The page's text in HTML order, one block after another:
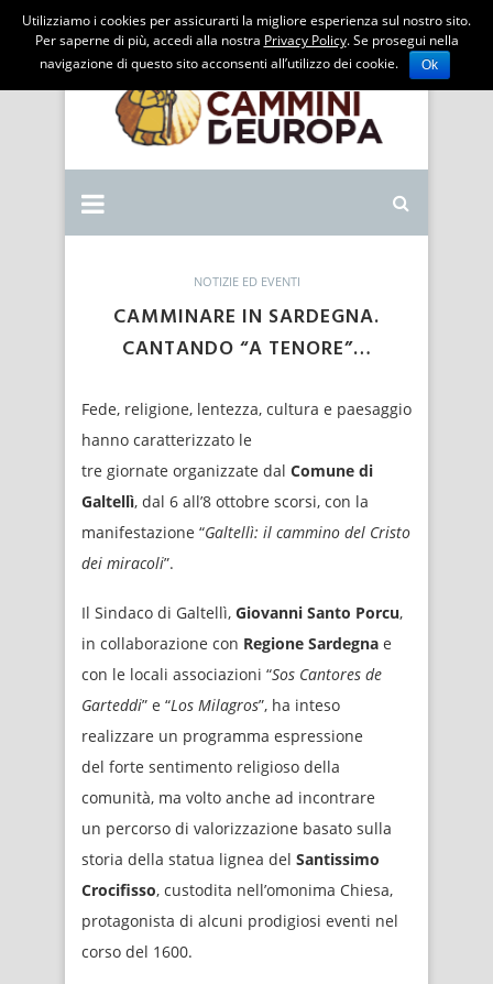
NOTIZIE ED EVENTI
CAMMINARE IN SARDEGNA.
CANTANDO “A TENORE”…
Fede, religione, lentezza, cultura e paesaggio
hanno caratterizzato le
tre giornate organizzate dal Comune di
Galtellì, dal 6 all’8 ottobre scorsi, con la
manifestazione “Galtellì: il cammino del Cristo
dei miracoli”.
Il Sindaco di Galtellì, Giovanni Santo Porcu,
in collaborazione con Regione Sardegna e
con le locali associazioni “Sos Cantores de
Garteddi” e “Los Milagros”, ha inteso
realizzare un programma espressione
del forte sentimento religioso della
comunità, ma volto anche ad incontrare
un percorso di valorizzazione basato sulla
storia della statua lignea del Santissimo
Crocifisso, custodita nell’omonima Chiesa,
protagonista di alcuni prodigiosi eventi nel
corso del 1600.
Utilizziamo i cookies per assicurarti la migliore esperienza sul nostro sito.
Per saperne di più, accedi alla nostra Privacy Policy. Se prosegui nella
navigazione di questo sito acconsenti all’utilizzo dei cookie.
Ok